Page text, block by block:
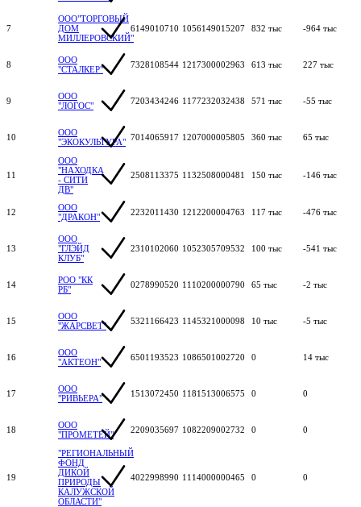
7
ООО"ТОРГОВЫЙ
ДОМ
МИЛЛЕРОВСКИЙ"
6149010710 1056149015207 832 тыс -964 тыс
8
ООО
"СТАЛКЕР"
7328108544 1217300002963 613 тыс 227 тыс
9
ООО
"ЛОГОС"
7203434246 1177232032438 571 тыс -55 тыс
10
ООО
"ЭКОКУЛЬТУРА" 7014065917 1207000005805 360 тыс 65 тыс
11
ООО
"НАХОДКА
- СИТИ
ДВ"
2508113375 1132508000481 150 тыс -146 тыс
12
ООО
"ДРАКОН"
2232011430 1212200004763 117 тыс -476 тыс
13
ООО
"ГЛЭЙД
КЛУБ"
2310102060 1052305709532 100 тыс -541 тыс
14
РОО "КК
РБ"
0278990520 1110200000790 65 тыс -2 тыс
15
ООО
"ЖАРСВЕТ"
5321166423 1145321000098 10 тыс -5 тыс
16
ООО
"АКТЕОН"
6501193523 1086501002720 0 14 тыс
17
ООО
"РИВЬЕРА"
1513072450 1181513006575 0 0
18
ООО
"ПРОМЕТЕЙ"
2209035697 1082209002732 0 0
19
"РЕГИОНАЛЬНЫЙ
ФОНД
ДИКОЙ
ПРИРОДЫ
КАЛУЖСКОЙ
ОБЛАСТИ"
4022998990 1114000000465 0 0